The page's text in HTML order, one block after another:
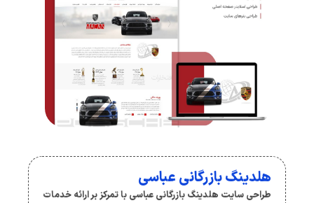
هلدینگ بازرگانی عباسی
طراحی سایت هلدینگ بازرگانی عباسی با تمرکز بر ارائه خدمات